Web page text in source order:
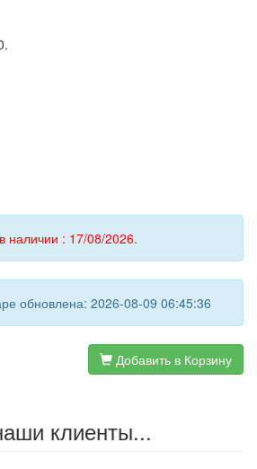
наличии : 17/08/2026.
обновлена: 2026-08-09 06:45:36
Добавить в Корзину
клиенты...